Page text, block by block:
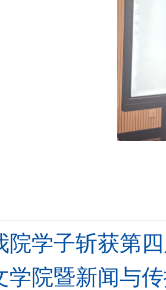
院学子斩获第
学院暨新闻与